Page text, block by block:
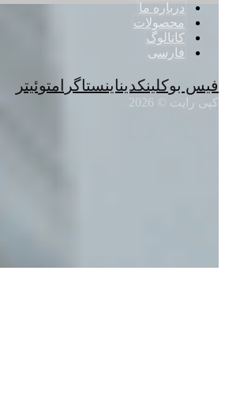
درباره ما
محصولات
کاتالوگ
فارسی
فیس بوکلینکدیناینستاگرامتوئیتر
کپی رایت © 2026